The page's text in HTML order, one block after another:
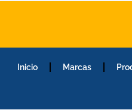
Inicio Marcas